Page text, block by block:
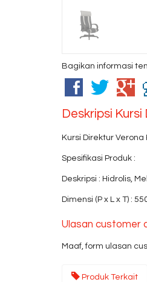
Bagikan informasi
Deskripsi Kursi
Kursi Direktur Verona
Spesifikasi Produk :
Deskripsi : Hidrolis,
Dimensi (P x L x T) :
Ulasan customer
Maaf, form ulasan
Produk Terkait